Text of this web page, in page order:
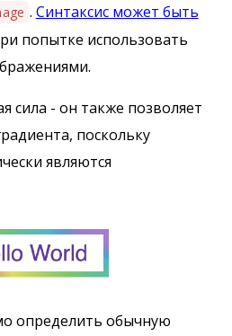
. Синтаксис может быть
попытке использовать
сила - он также позволяет
поскольку
являются
определить обычную